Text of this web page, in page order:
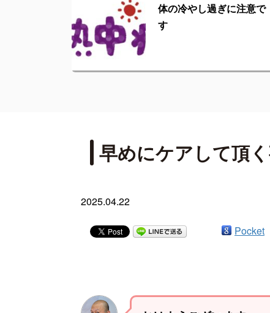
体の冷やし過ぎに注意で
す
早めにケアして頂
2025.04.22
Pocket